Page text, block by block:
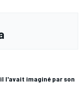
l'avait imaginé par son